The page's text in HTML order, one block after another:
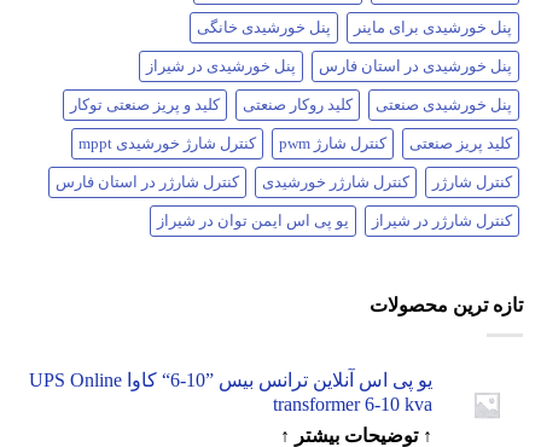
پنل خورشیدی برای ماینر پنل خورشیدی خانگی
پنل خورشیدی در استان فارس پنل خورشیدی در شیراز
پنل خورشیدی صنعتی کلید روکار صنعتی کلید و پریز صنعتی توکار
کلید پریز صنعتی کنترل شارژ pwm کنترل شارژ خورشیدی mppt
کنترل شارژر کنترل شارژر خورشیدی کنترل شارژر در استان فارس
کنترل شارژر در شیراز یو پی اس ایمن توان در شیراز
تازه ترین محصولات
یو پی اس آنلاین ترانس بیس ”10-6“ کاوا UPS Online
transformer 6-10 kva
↑ توضیحات بیشتر ↑